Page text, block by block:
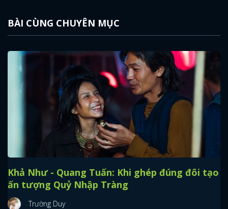
BÀI CÙNG CHUYÊN MỤC
Khả Như - Quang Tuấn: Khi ghép đúng đôi tạo
ấn tượng Quỷ Nhập Tràng
Trường Duy